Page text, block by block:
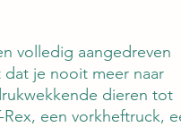
volledig aangedreven
je nooit meer naar
dieren tot
een vorkheftruck,